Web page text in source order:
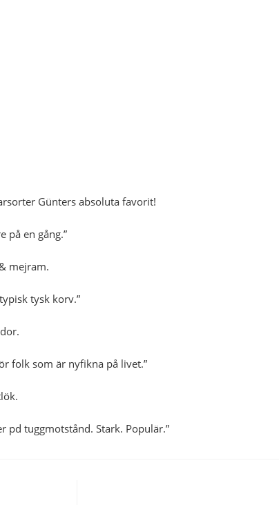
Günters absoluta favorit!
på en gång.”
mejram.
tysk korv.”
folk som är nyfikna på livet.”
pd tuggmotstånd. Stark. Populär.”